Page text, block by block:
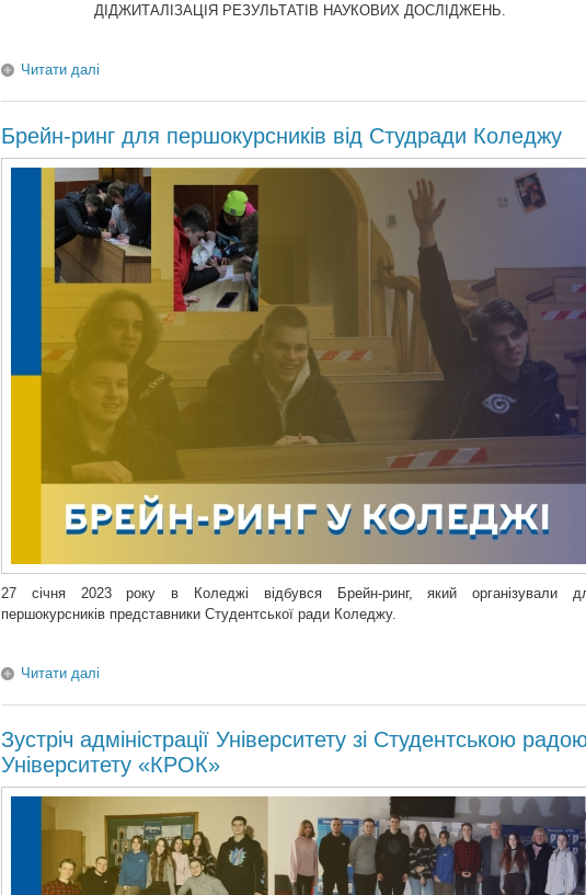
ДІДЖИТАЛІЗАЦІЯ РЕЗУЛЬТАТІВ НАУКОВИХ ДОСЛІДЖЕНЬ.
Читати далі
Брейн-ринг для першокурсників від Студради Коледжу
27 січня 2023 року в Коледжі відбувся Брейн-ринг, який організували
першокурсників представники Студентської ради Коледжу.
Читати далі
Зустріч адміністрації Університету зі Студентською
Університету «КРОК»